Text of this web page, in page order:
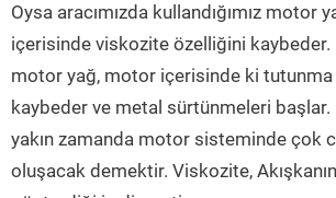
Oysa aracımızda kullandığımız motor
içerisinde viskozite özelliğini kaybeder.
motor yağ, motor içerisinde ki
kaybeder ve metal sürtünmeleri başlar.
yakın zamanda motor sisteminde çok
oluşacak demektir. Viskozite,